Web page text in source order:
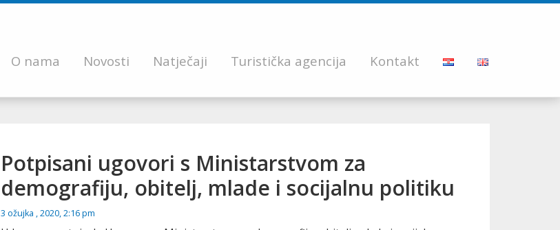
O nama Novosti Natječaji Turistička agencija Kontakt
Potpisani ugovori s Ministarstvom za
demografiju, obitelj, mlade i socijalnu politiku
3 ožujka , 2020, 2:16 pm